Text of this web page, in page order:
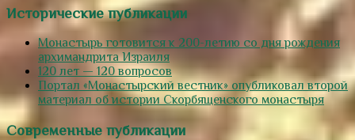
Исторические публикации
Монастырь готовится к 200-летию со дня рождения
архимандрита Израиля
120 лет — 120 вопросов
Портал «Монастырский вестник» опубликовал второй
материал об истории Скорбященского монастыря
Современные публикации